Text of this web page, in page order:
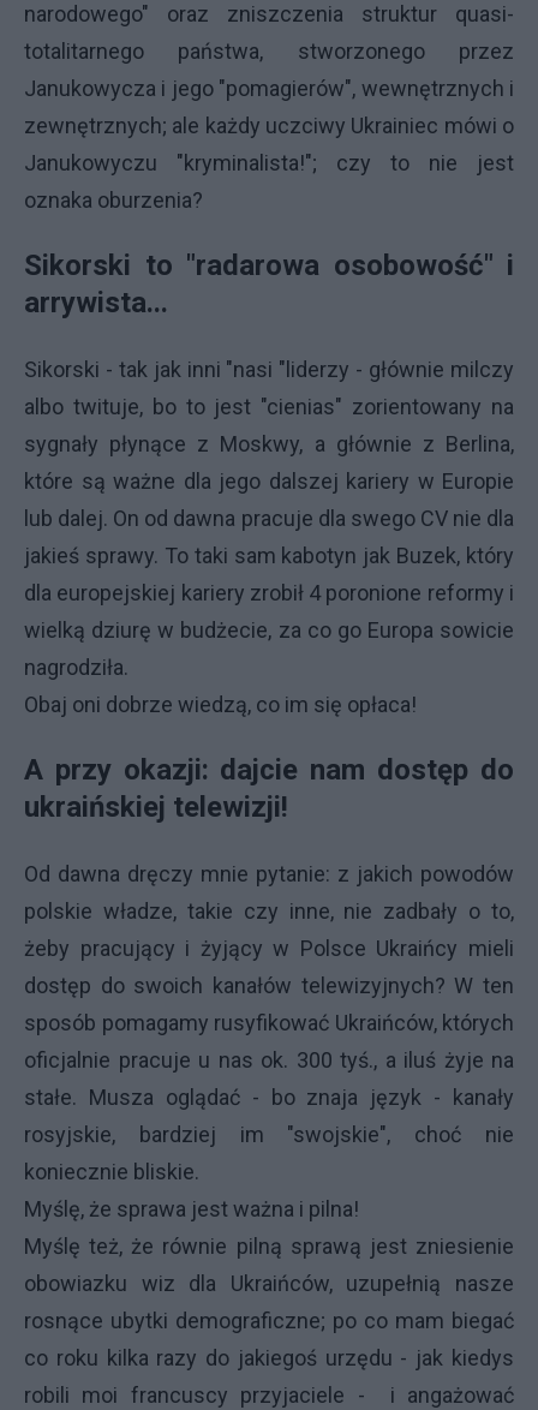
narodowego" oraz zniszczenia struktur quasi-
totalitarnego państwa, stworzonego przez
Janukowycza i jego "pomagierów", wewnętrznych i
zewnętrznych; ale każdy uczciwy Ukrainiec mówi o
Janukowyczu "kryminalista!"; czy to nie jest
oznaka oburzenia?
Sikorski to "radarowa osobowość" i
arrywista...
Sikorski - tak jak inni "nasi "liderzy - głównie milczy
albo twituje, bo to jest "cienias" zorientowany na
sygnały płynące z Moskwy, a głównie z Berlina,
które są ważne dla jego dalszej kariery w Europie
lub dalej. On od dawna pracuje dla swego CV nie dla
jakieś sprawy. To taki sam kabotyn jak Buzek, który
dla europejskiej kariery zrobił 4 poronione reformy i
wielką dziurę w budżecie, za co go Europa sowicie
nagrodziła.
Obaj oni dobrze wiedzą, co im się opłaca!
A przy okazji: dajcie nam dostęp do
ukraińskiej telewizji!
Od dawna dręczy mnie pytanie: z jakich powodów
polskie władze, takie czy inne, nie zadbały o to,
żeby pracujący i żyjący w Polsce Ukraińcy mieli
dostęp do swoich kanałów telewizyjnych? W ten
sposób pomagamy rusyfikować Ukraińców, których
oficjalnie pracuje u nas ok. 300 tyś., a iluś żyje na
stałe. Musza oglądać - bo znaja język - kanały
rosyjskie, bardziej im "swojskie", choć nie
koniecznie bliskie.
Myślę, że sprawa jest ważna i pilna!
Myślę też, że równie pilną sprawą jest zniesienie
obowiazku wiz dla Ukraińców, uzupełnią nasze
rosnące ubytki demograficzne; po co mam biegać
co roku kilka razy do jakiegoś urzędu - jak kiedys
robili moi francuscy przyjaciele - i angażować